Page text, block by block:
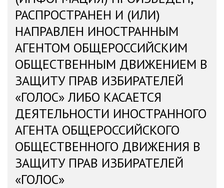
РАСПРОСТРАНЕН И (ИЛИ)
НАПРАВЛЕН ИНОСТРАННЫМ
АГЕНТОМ ОБЩЕРОССИЙСКИМ
ОБЩЕСТВЕННЫМ ДВИЖЕНИЕМ В
ЗАЩИТУ ПРАВ ИЗБИРАТЕЛЕЙ
«ГОЛОС» ЛИБО КАСАЕТСЯ
ДЕЯТЕЛЬНОСТИ ИНОСТРАННОГО
АГЕНТА ОБЩЕРОССИЙСКОГО
ОБЩЕСТВЕННОГО ДВИЖЕНИЯ В
ЗАЩИТУ ПРАВ ИЗБИРАТЕЛЕЙ
«ГОЛОС»